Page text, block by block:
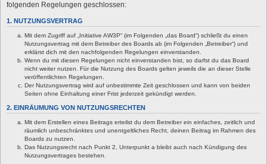
folgenden Regelungen geschlossen:
1. NUTZUNGSVERTRAG
Mit dem Zugriff auf „Initiative AW3P“ (im Folgenden „das Board“) schließt du einen
Nutzungsvertrag mit dem Betreiber des Boards ab (im Folgenden „Betreiber“) und
erklärst dich mit den nachfolgenden Regelungen einverstanden.
Wenn du mit diesen Regelungen nicht einverstanden bist, so darfst du das Board
nicht weiter nutzen. Für die Nutzung des Boards gelten jeweils die an dieser Stelle
veröffentlichten Regelungen.
Der Nutzungsvertrag wird auf unbestimmte Zeit geschlossen und kann von beiden
Seiten ohne Einhaltung einer Frist jederzeit gekündigt werden.
2. EINRÄUMUNG VON NUTZUNGSRECHTEN
Mit dem Erstellen eines Beitrags erteilst du dem Betreiber ein einfaches, zeitlich und
räumlich unbeschränktes und unentgeltliches Recht, deinen Beitrag im Rahmen des
Boards zu nutzen.
Das Nutzungsrecht nach Punkt 2, Unterpunkt a bleibt auch nach Kündigung des
Nutzungsvertrages bestehen.